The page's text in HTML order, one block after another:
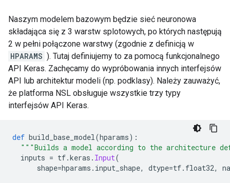
Naszym modelem bazowym będzie sieć neuronowa
składająca się z 3 warstw splotowych, po których następują
2 w pełni połączone warstwy (zgodnie z definicją w
HPARAMS ). Tutaj definiujemy to za pomocą funkcjonalnego
API Keras. Zachęcamy do wypróbowania innych interfejsów
API lub architektur modeli (np. podklasy). Należy zauważyć,
że platforma NSL obsługuje wszystkie trzy typy
interfejsów API Keras.
def build_base_model(hparams):
"""Builds a model according to the architecture
inputs = tf.keras . Input(
shape=hparams . input_shape, dtype=tf. float32,